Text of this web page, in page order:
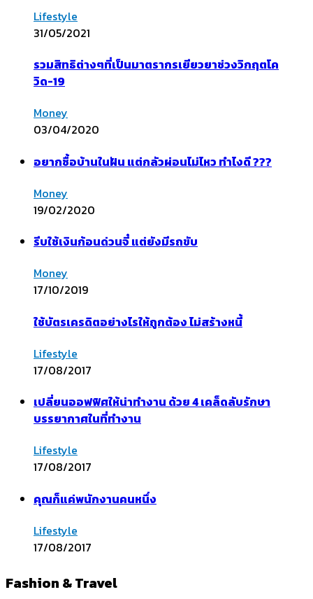
Lifestyle
31/05/2021
รวมสิทธิต่างๆที่เป็นมาตรากรเยียวยาช่วงวิกฤตโค
วิด-19
Money
03/04/2020
อยากซื้อบ้านในฝัน แต่กลัวผ่อนไม่ไหว ทำไงดี ???
Money
19/02/2020
รีบใช้เงินก้อนด่วนจี๋ แต่ยังมีรถขับ
Money
17/10/2019
ใช้บัตรเครดิตอย่างไรให้ถูกต้อง ไม่สร้างหนี้
Lifestyle
17/08/2017
เปลี่ยนออฟฟิศให้น่าทำงาน ด้วย 4 เคล็ดลับรักษา
บรรยากาศในที่ทำงาน
Lifestyle
17/08/2017
คุณก็แค่พนักงานคนหนึ่ง
Lifestyle
17/08/2017
Fashion & Travel